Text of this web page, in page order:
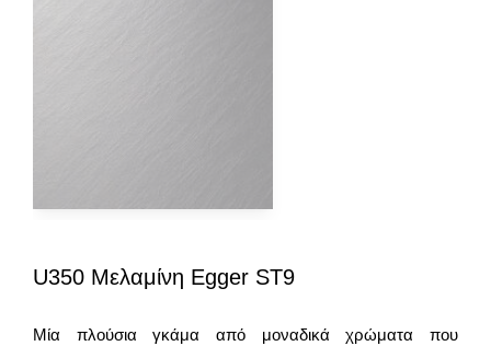
U350 Μελαμίνη Egger ST9
Μία πλούσια γκάμα από μοναδικά χρώματα που